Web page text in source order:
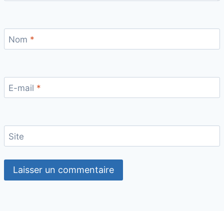
Nom *
E-mail *
Site